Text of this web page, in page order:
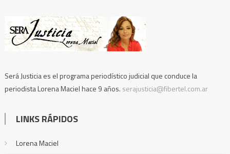
Será Justicia es el programa periodístico judicial que conduce la
periodista Lorena Maciel hace 9 años. serajusticia@fibertel.com.ar
LINKS RÁPIDOS
Lorena Maciel